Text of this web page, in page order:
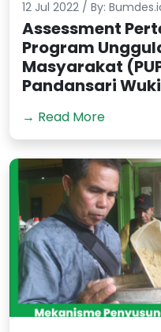
12 Jul 2022 / By:
Assessment
Program
Masyarakat
Pandansari
→ Read More